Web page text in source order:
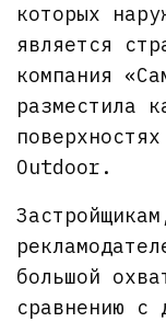
которых
является
компания
разместила
Outdoor.
большой
сравнению с